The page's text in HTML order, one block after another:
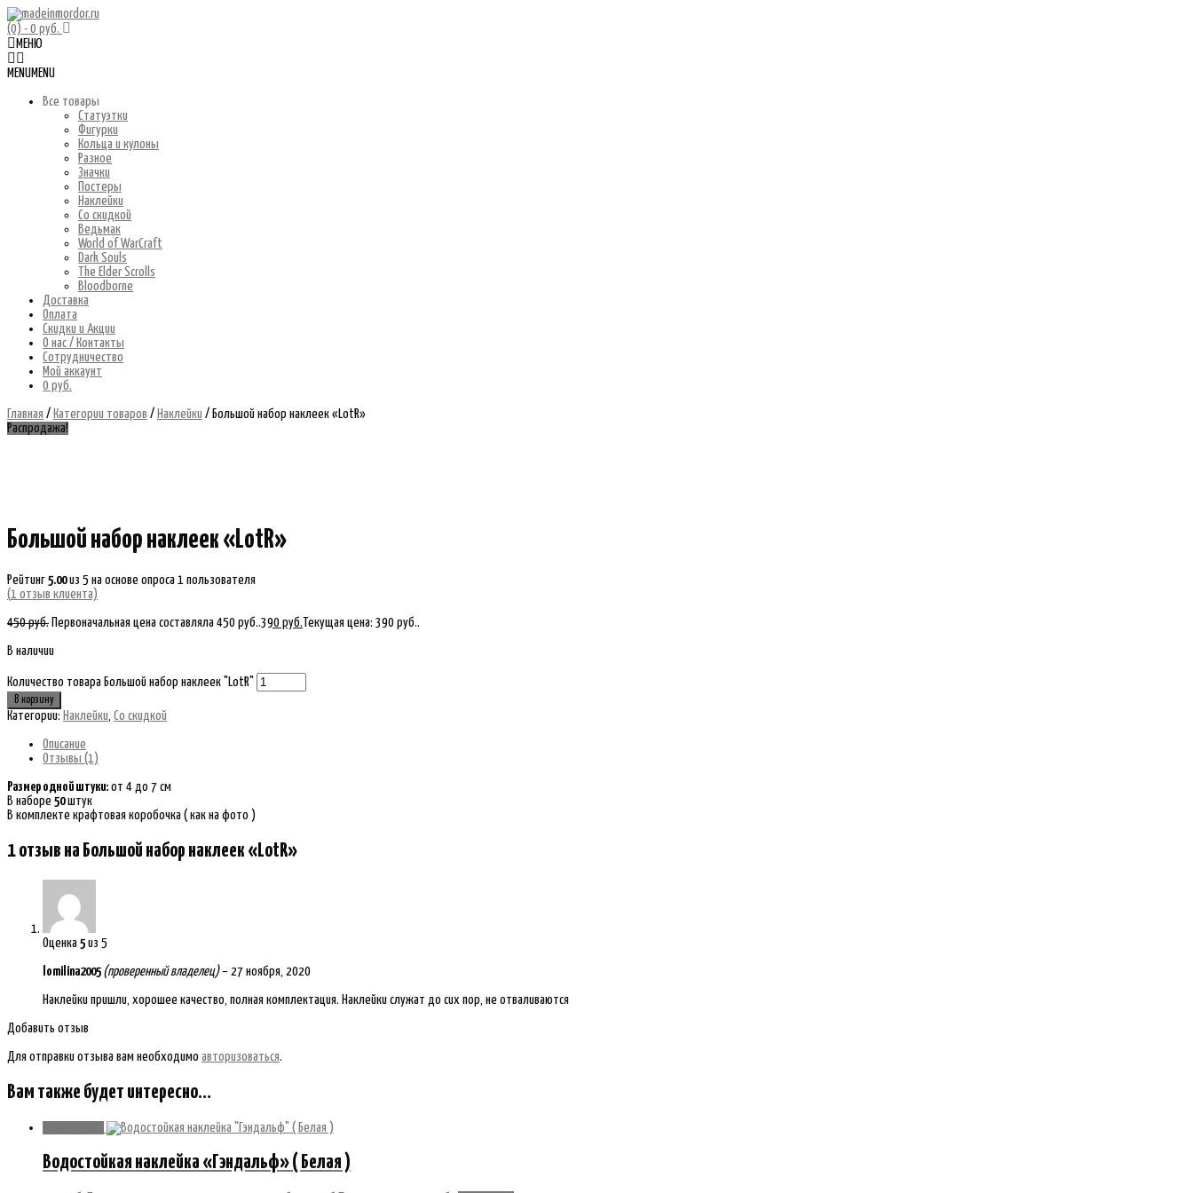
(0) - 0 руб.
МЕНЮ
MENU MENU
Все товары
Статуэтки
Фигурки
Кольца и кулоны
Разное
Значки
Постеры
Наклейки
Со скидкой
Ведьмак
World of WarCraft
Dark Souls
The Elder Scrolls
Bloodborne
Доставка
Оплата
Скидки и Акции
О нас / Контакты
Сотрудничество
Мой аккаунт
0 руб.
Главная / Категории товаров / Наклейки / Большой набор наклеек «LotR»
Распродажа!
Большой набор наклеек «LotR»
Рейтинг 5.00из 5 на основе опроса 1 пользователя
(1 отзыв клиента)
450руб. Первоначальная цена составляла 450 руб..390 руб. Текущая цена: 390 руб..
В наличии
Количество товара Большой набор наклеек "LotR"
В корзину
Категории: Наклейки Со скидкой
Описание
Отзывы (1)
Размер одной штуки: от 4 до 7 см
В наборе 50штук
В комплекте крафтовая коробочка ( как на фото )
1 отзыв на Большой набор наклеек «LotR»
Оценка 5 из 5
lomilina2005 (проверенный владелец) – 27 ноября, 2020
Наклейки пришли, хорошее качество, полная комплектация. Наклейки служат до сих пор, не отваливаются
Добавить отзыв
Для отправки отзыва вам необходимо авторизоваться.
Вам также будет интересно…
Водостойкая наклейка «Гэндальф» ( Белая )